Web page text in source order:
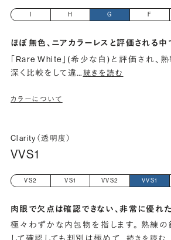
H G F
ほぼ無色、ニアカラーレスと評価される中
「Rare White」(希少な白)と評価され、
深く比較をして違…続きを読む
カラーについて
Clarity（透明度）
VVS1
VS2 VS1 VVS2 VVS1
肉眼で欠点は確認できない、非常に優れ
極々わずかな内包物を指します。 熟練